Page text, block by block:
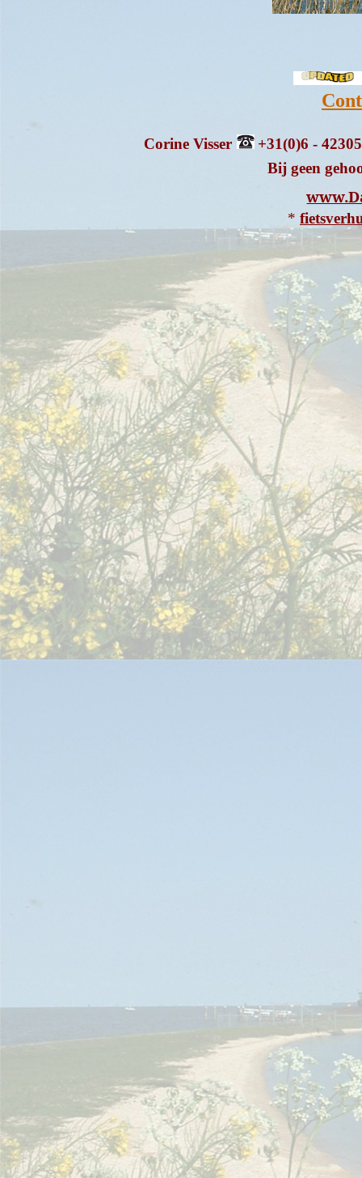
Corine Visser
+31(0)6 -
Bij geen
*